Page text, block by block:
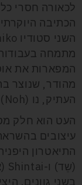
לכאורה חסרי
מתמחה
המפארות את
מהודר, שנוצר
העתיק, נו (Noh), עם האמנות האיטלקית המשובחת.
העט הוא חלק
עיצובים
בשני גוונים.